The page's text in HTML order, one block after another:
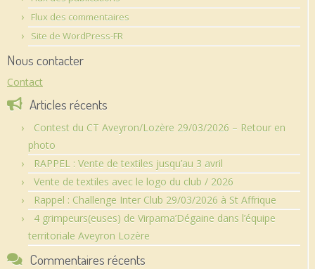
Flux des commentaires
Site de WordPress-FR
Nous contacter
Contact
Articles récents
Contest du CT Aveyron/Lozère 29/03/2026 – Retour en
photo
RAPPEL : Vente de textiles jusqu’au 3 avril
Vente de textiles avec le logo du club / 2026
Rappel : Challenge Inter Club 29/03/2026 à St Affrique
4 grimpeurs(euses) de Virpama’Dégaine dans l’équipe
territoriale Aveyron Lozère
Commentaires récents